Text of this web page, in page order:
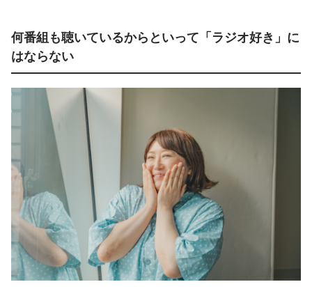
何番組も聴いているからといって「ラジオ好き」に
はならない